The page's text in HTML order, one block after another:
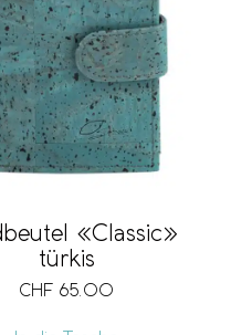
«Classic»
türkis
CHF 65.00